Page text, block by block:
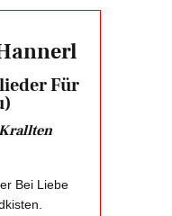
Für
Bei Liebe